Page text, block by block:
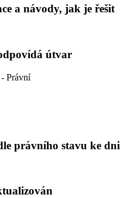
a návody, jak je řešit
útvar
Právní
právního stavu ke dni